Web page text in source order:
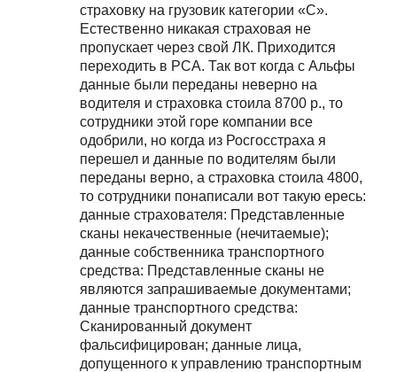
страховку на грузовик категории «С».
Естественно никакая страховая не
пропускает через свой ЛК. Приходится
переходить в РСА. Так вот когда с Альфы
данные были переданы неверно на
водителя и страховка стоила 8700 р., то
сотрудники этой горе компании все
одобрили, но когда из Росгосстраха я
перешел и данные по водителям были
переданы верно, а страховка стоила 4800,
то сотрудники понаписали вот такую ересь:
данные страхователя: Представленные
сканы некачественные (нечитаемые);
данные собственника транспортного
средства: Представленные сканы не
являются запрашиваемые документами;
данные транспортного средства:
Сканированный документ
фальсифицирован; данные лица,
допущенного к управлению транспортным